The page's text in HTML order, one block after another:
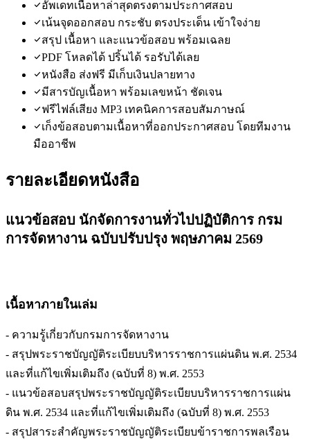
อัพเดทเนื้อหาล่าสุดตรงตามประกาศสอบ
เน้นจุดออกสอบ กระชับ ตรงประเด็น เข้าใจง่าย
สรุป เนื้อหา และแนวข้อสอบ พร้อมเฉลย
PDF โหลดได้ ปริ้นได้ รอรับได้เลย
หนังสือ ส่งฟรี มีเก็บเงินปลายทาง
มีสารบัญเนื้อหา พร้อมเลขหน้า ชัดเจน
ฟรีไฟล์เสียง MP3 เทคนิคการสอบสัมภาษณ์
เก็งข้อสอบตามเนื้อหาที่ออกประกาศสอบ โดยทีมงาน
มืออาชีพ
รายละเอียดหนังสือ
แนวข้อสอบ นักจัดการงานทั่วไปปฏิบัติการ กรม
การจัดหางาน ฉบับปรับปรุง พฤษภาคม 2569
เนื้อหาภายในเล่ม
- ความรู้เกี่ยวกับกรมการจัดหางาน
- สรุปพระราชบัญญัติระเบียบบริหารราชการแผ่นดิน พ.ศ. 2534
และที่แก้ไขเพิ่มเติมถึง (ฉบับที่ 8) พ.ศ. 2553
- แนวข้อสอบสรุปพระราชบัญญัติระเบียบบริหารราชการแผ่น
ดิน พ.ศ. 2534 และที่แก้ไขเพิ่มเติมถึง (ฉบับที่ 8) พ.ศ. 2553
- สรุปสาระสำคัญพระราชบัญญัติระเบียบข้าราชการพลเรือน